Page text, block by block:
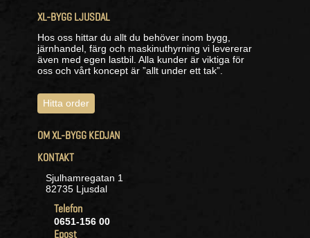
XL-BYGG LJUSDAL
Hos oss hittar du allt du behöver inom bygg,
järnhandel, färg och maskinuthyrning vi levererar
även med egen lastbil. Alla kunder är viktiga för
oss och vårt koncept är ”allt under ett tak”.
Hitta order
OM XL-BYGG KEDJAN
KONTAKT
Sjulhamregatan 1
82735 Ljusdal
Telefon
0651-156 00
Epost